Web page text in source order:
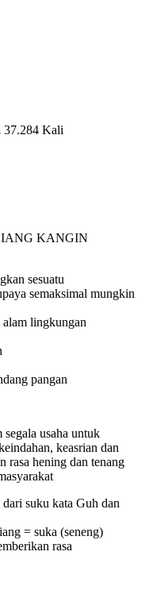
37.284 Kali
KANGIN
sesuatu
semaksimal mungkin
lingkungan
pangan
segala usaha untuk
keasrian dan
rasa hening dan tenang
suku kata Guh dan
= suka (seneng)
rasa